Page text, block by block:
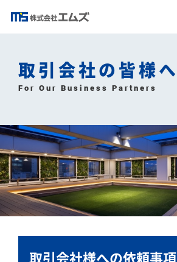
取引会社の皆様へ
For Our Business Partners
取引会社様への依頼事項